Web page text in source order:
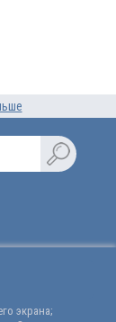
18.03.2025
экрана;